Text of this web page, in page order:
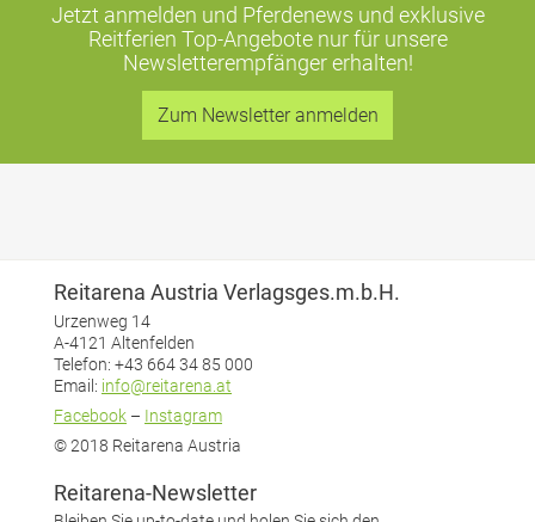
Jetzt anmelden und Pferdenews und exklusive
Reitferien Top-Angebotenur für unsere
Newsletterempfänger erhalten!
Zum Newsletter anmelden
Reitarena Austria Verlagsges.m.b.H.
Urzenweg 14
A-4121 Altenfelden
Telefon: +43 664 34 85 000
Email: info@reitarena.at
Facebook – Instagram
© 2018 Reitarena Austria
Reitarena-Newsletter